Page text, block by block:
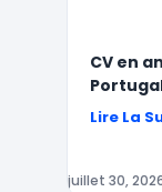
CV en
Lire La
juillet 30,